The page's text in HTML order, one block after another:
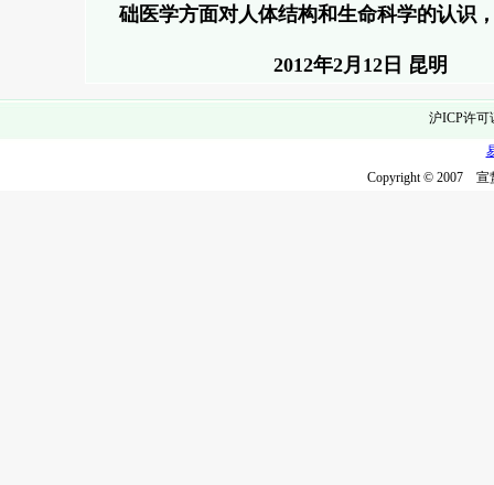
础医学方面对人体结构和生命科学的认识
2012年2月12日 昆明
沪ICP许可
Copyright © 2007 宣